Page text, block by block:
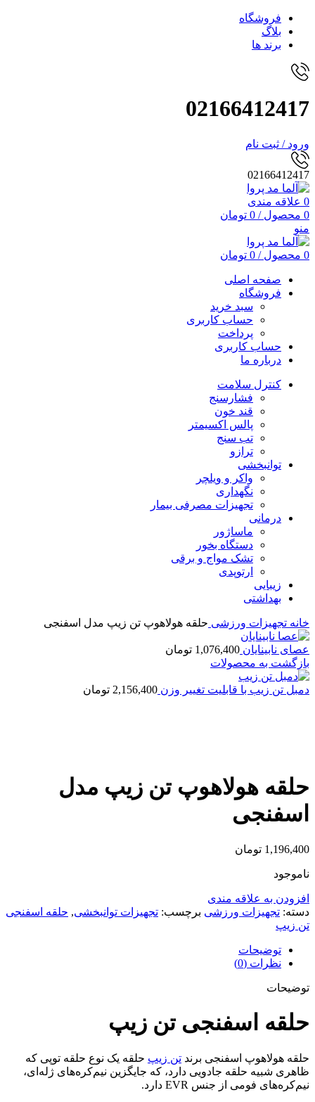
فروشگاه
بلاگ
برند ها
02166412417
ورود / ثبت نام
02166412417
0 علاقه مندی
0 محصول /
0 تومان
منو
0 محصول /
0 تومان
صفحه اصلی
فروشگاه
سبد خرید
حساب کاربری
پرداخت
حساب کاربری
درباره ما
کنترل سلامت
فشارسنج
قند خون
پالس اکسیمتر
تب سنج
ترازو
توانبخشی
واکر و ویلچر
نگهداری
تجهیزات مصرفی بیمار
درمانی
ماساژور
دستگاه بخور
تشک مواج و برقی
ارتوپدی
زیبایی
بهداشتی
خانه تجهیزات ورزشی حلقه هولاهوپ تن زیپ مدل اسفنجی
عصای نابینایان 1,076,400 تومان
بازگشت به محصولات
دمبل تن زیب با قابلیت تغییر وزن 2,156,400 تومان
حلقه هولاهوپ تن زیپ مدل
اسفنجی
1,196,400 تومان
ناموجود
افزودن به علاقه مندی
دسته: تجهیزات ورزشی برچسب: تجهیزات توانبخشی, حلقه اسفنجی
تن زیپ
توضیحات
نظرات (0)
توضیحات
حلقه اسفنجی تن زیپ
حلقه هولاهوپ اسفنجی برند تن زیپ حلقه یک نوع حلقه توپی که
ظاهری شبیه حلقه جادویی دارد، که جایگزین نیم‌کره‌های ژله‌ای،
نیم‌کره‌های فومی از جنس EVR دارد.